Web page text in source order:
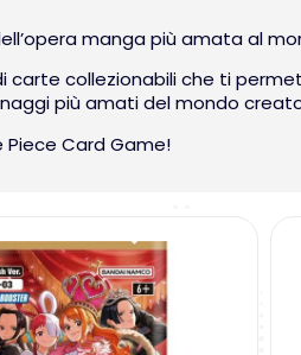
manga più amata al
carte collezionabili che ti
più amati del mondo creato
Piece Card Game!